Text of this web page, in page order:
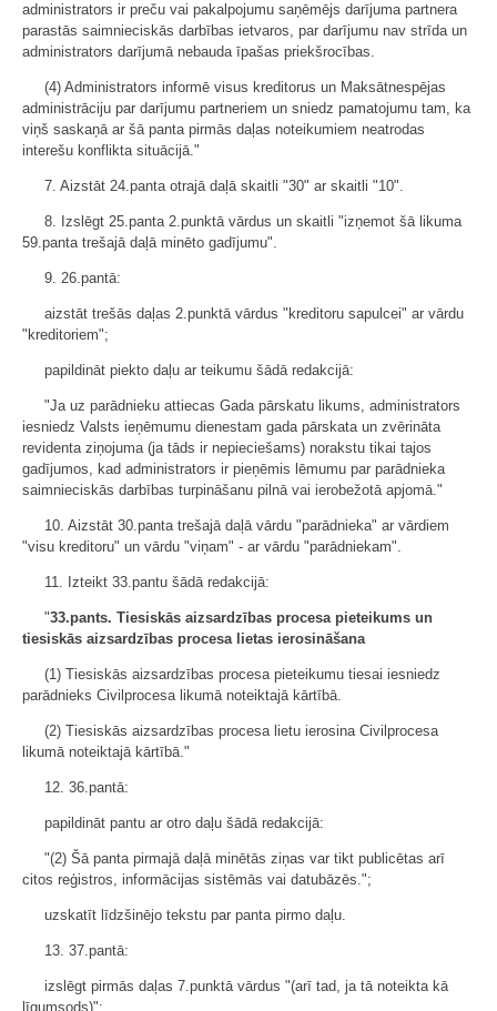
administrators ir preču vai pakalpojumu saņēmējs darījuma partnera
parastās saimnieciskās darbības ietvaros, par darījumu nav strīda un
administrators darījumā nebauda īpašas priekšrocības.
(4) Administrators informē visus kreditorus un Maksātnespējas
administrāciju par darījumu partneriem un sniedz pamatojumu tam, ka
viņš saskaņā ar šā panta pirmās daļas noteikumiem neatrodas
interešu konflikta situācijā."
7. Aizstāt 24.panta otrajā daļā skaitli "30" ar skaitli "10".
8. Izslēgt 25.panta 2.punktā vārdus un skaitli "izņemot šā likuma
59.panta trešajā daļā minēto gadījumu".
9. 26.pantā:
aizstāt trešās daļas 2.punktā vārdus "kreditoru sapulcei" ar vārdu
"kreditoriem";
papildināt piekto daļu ar teikumu šādā redakcijā:
"Ja uz parādnieku attiecas Gada pārskatu likums, administrators
iesniedz Valsts ieņēmumu dienestam gada pārskata un zvērināta
revidenta ziņojuma (ja tāds ir nepieciešams) norakstu tikai tajos
gadījumos, kad administrators ir pieņēmis lēmumu par parādnieka
saimnieciskās darbības turpināšanu pilnā vai ierobežotā apjomā."
10. Aizstāt 30.panta trešajā daļā vārdu "parādnieka" ar vārdiem
"visu kreditoru" un vārdu "viņam" - ar vārdu "parādniekam".
11. Izteikt 33.pantu šādā redakcijā:
"33.pants. Tiesiskās aizsardzības procesa pieteikums un
tiesiskās aizsardzības procesa lietas ierosināšana
(1) Tiesiskās aizsardzības procesa pieteikumu tiesai iesniedz
parādnieks Civilprocesa likumā noteiktajā kārtībā.
(2) Tiesiskās aizsardzības procesa lietu ierosina Civilprocesa
likumā noteiktajā kārtībā."
12. 36.pantā:
papildināt pantu ar otro daļu šādā redakcijā:
"(2) Šā panta pirmajā daļā minētās ziņas var tikt publicētas arī
citos reģistros, informācijas sistēmās vai datubāzēs.";
uzskatīt līdzšinējo tekstu par panta pirmo daļu.
13. 37.pantā:
izslēgt pirmās daļas 7.punktā vārdus "(arī tad, ja tā noteikta kā
līgumsods)";